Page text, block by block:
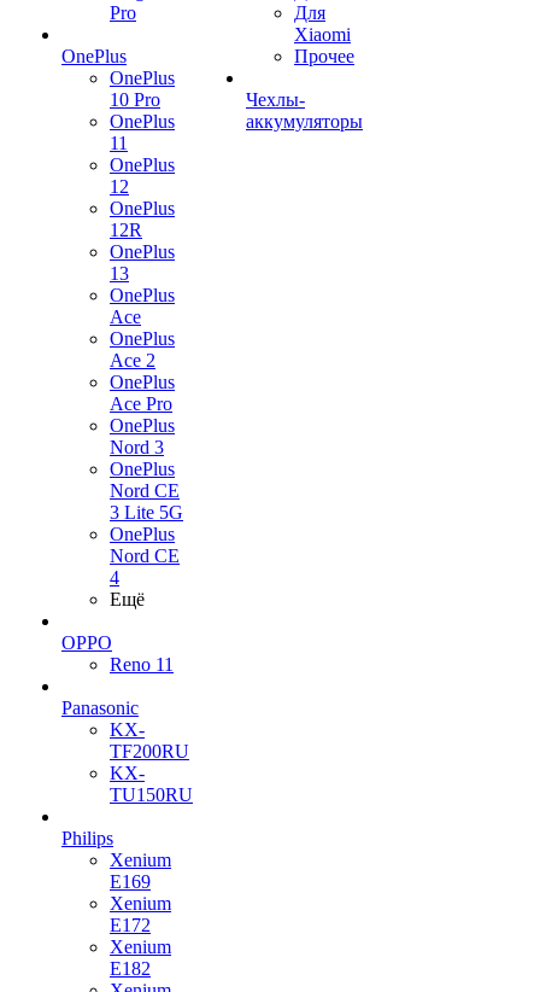
Pro
OnePlus
OnePlus
10 Pro
OnePlus
11
OnePlus
12
OnePlus
12R
OnePlus
13
OnePlus
Ace
OnePlus
Ace 2
OnePlus
Ace Pro
OnePlus
Nord 3
OnePlus
Nord CE
3 Lite 5G
OnePlus
Nord CE
4
Ещё
OPPO
Reno 11
Panasonic
KX-
TF200RU
KX-
TU150RU
Philips
Xenium
E169
Xenium
E172
Xenium
E182
Для
Xiaomi
Прочее
Чехлы-
аккумуляторы